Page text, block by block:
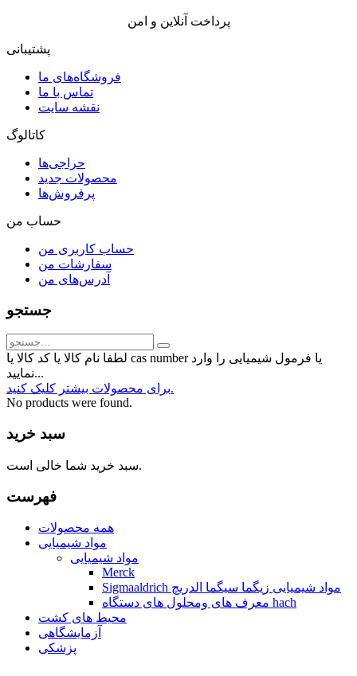
پرداخت آنلاین و امن
پشتیبانی
فروشگاه‌های ما
تماس با ما
نقشه سایت
کاتالوگ
حراجی‌ها
محصولات جدید
پرفروش‌ها
حساب من
حساب کاربری من
سفارشات من
آدرس‌های من
جستجو
لطفا نام کالا یا کد کالا یا cas number یا فرمول شیمیایی را وارد
نمایید...
برای محصولات بیشتر کلیک کنید.
No products were found.
سبد خرید
سبد خرید شما خالی است.
فهرست
همه محصولات
مواد شیمیایی
مواد شیمیایی
Merck
Sigmaaldrich مواد شیمیایی زیگما سیگما الدریچ
معرف های ومحلول های دستگاه hach
محیط های کشت
آزمایشگاهی
پزشکی